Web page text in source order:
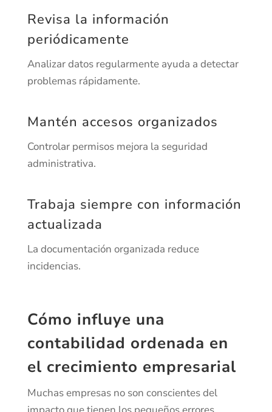
Revisa la información
periódicamente
Analizar datos regularmente ayuda a detectar
problemas rápidamente.
Mantén accesos organizados
Controlar permisos mejora la seguridad
administrativa.
Trabaja siempre con información
actualizada
La documentación organizada reduce
incidencias.
Cómo influye una
contabilidad ordenada en
el crecimiento empresarial
Muchas empresas no son conscientes del